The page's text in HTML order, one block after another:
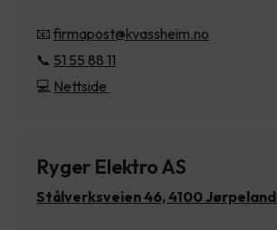
📧 firmapost@kvassheim.no
📞 51 55 88 11
💻 Nettside
Ryger Elektro AS
Stålverksveien 46, 4100 Jørpeland